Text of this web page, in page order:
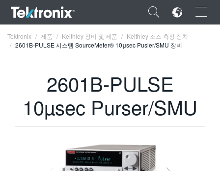
×
ENGLISH
FRANÇAIS
VIỆT NAM
Tektronix 제품 Keithley 장비 및 제품
Keithley 소스 측정 장치
2601B-PULSE 시스템 SourceMeter® 10μsec Pusler/SMU 장비
2601B-PULSE
10µsec Purser/SMU